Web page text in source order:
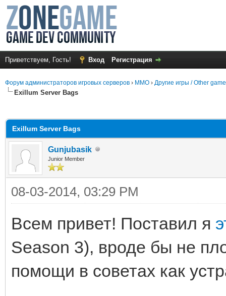
Приветствуем, Гость! Вход Регистрация
Форум администраторов игровых серверов › MMO › Другие игры / Other
Exillum Server Bags
Exillum Server Bags
Gunjubasik
Junior Member
08-03-2014, 03:29 PM
Всем привет! Поставил я
Season 3), вроде бы не
помощи в советах как